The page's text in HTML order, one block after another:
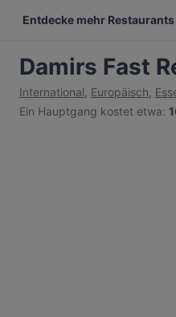
Entdecke mehr Restaurants
Damirs Fast
International, Europäisch,
Ein Hauptgang kostet etwa: